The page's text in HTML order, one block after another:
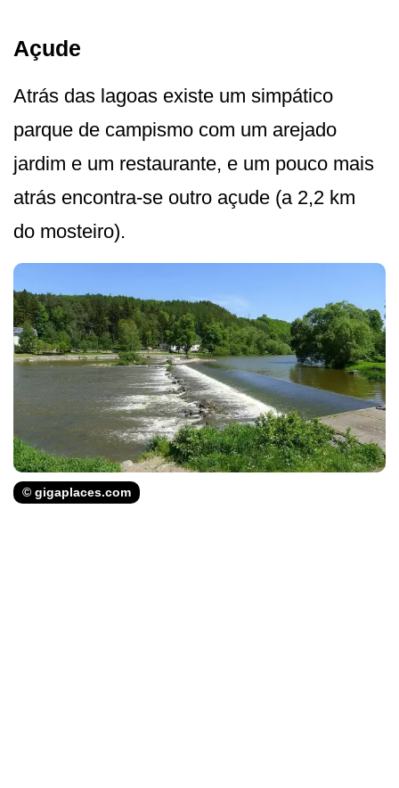
Açude
Atrás das lagoas existe um simpático
parque de campismo com um arejado
jardim e um restaurante, e um pouco mais
atrás encontra-se outro açude (a 2,2 km
do mosteiro).
© gigaplaces.com